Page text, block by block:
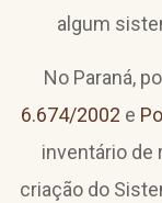
algum
No Paraná,
6.674/2002 e
inventário de
criação do